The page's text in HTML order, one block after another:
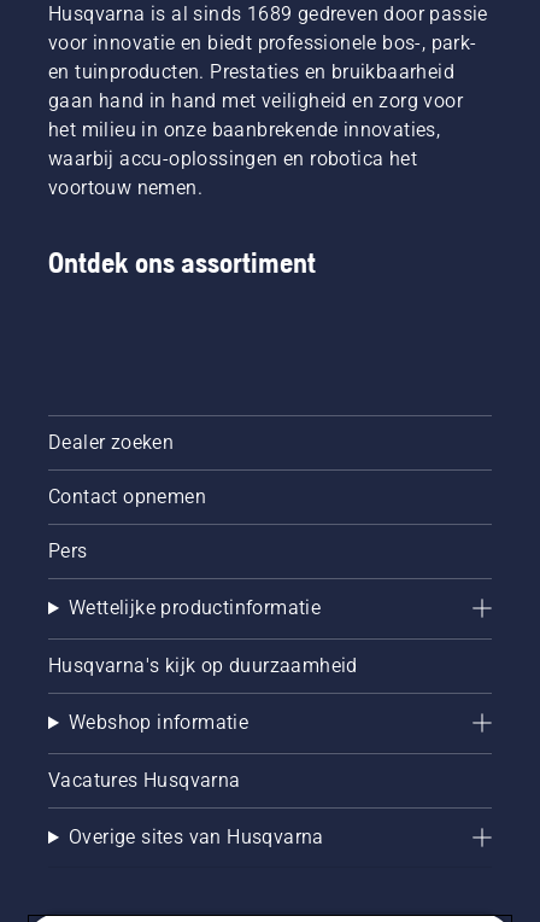
zijn in
hun
land. Zij
zijn ons
H-team.
En ze
zijn onze
meest
en
efficiënt.
Bekijk
deze
korte
video
over het
van een
maaimes.
Husqvarna is al sinds 1689 gedreven door passie
voor innovatie en biedt professionele bos-, park-
en tuinproducten. Prestaties en bruikbaarheid
gaan hand in hand met veiligheid en zorg voor
het milieu in onze baanbrekende innovaties,
waarbij accu-oplossingen en robotica het
voortouw nemen.
Ontdek ons assortiment
Dealer zoeken
Contact opnemen
Pers
Wettelijke productinformatie
Husqvarna's kijk op duurzaamheid
Webshop informatie
Vacatures Husqvarna
Overige sites van Husqvarna